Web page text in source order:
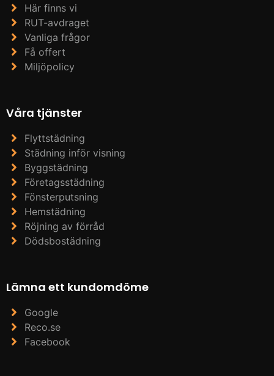
Här finns vi
RUT-avdraget
Vanliga frågor
Få offert
Miljöpolicy
Våra tjänster
Flyttstädning
Städning inför visning
Byggstädning
Företagsstädning
Fönsterputsning
Hemstädning
Röjning av förråd
Dödsbostädning
Lämna ett kundomdöme
Google
Reco.se
Facebook